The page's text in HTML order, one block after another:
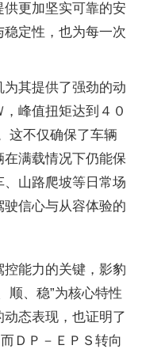
更加坚实可靠的安
稳定性，也为每一次
其提供了强劲的动
峰值扭矩达到４０
这不仅确保了车辆
满载情况下仍能保
山路爬坡等日常场
信心与从容体验的
能力的关键，影豹
顺、稳”为核心特性
态表现，也证明了
ＤＰ－ＥＰＳ转向